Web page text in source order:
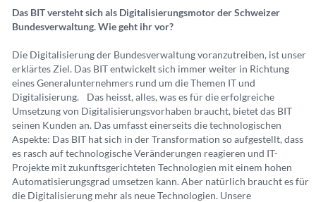
Das BIT versteht sich als Digitalisierungsmotor der Schweizer
Bundesverwaltung. Wie geht ihr vor?
Die Digitalisierung der Bundesverwaltung voranzutreiben, ist unser
erklärtes Ziel. Das BIT entwickelt sich immer weiter in Richtung
eines Generalunternehmers rund um die Themen IT und
Digitalisierung. Das heisst, alles, was es für die erfolgreiche
Umsetzung von Digitalisierungsvorhaben braucht, bietet das BIT
seinen Kunden an. Das umfasst einerseits die technologischen
Aspekte: Das BIT hat sich in der Transformation so aufgestellt, dass
es rasch auf technologische Veränderungen reagieren und IT-
Projekte mit zukunftsgerichteten Technologien mit einem hohen
Automatisierungsgrad umsetzen kann. Aber natürlich braucht es für
die Digitalisierung mehr als neue Technologien. Unsere